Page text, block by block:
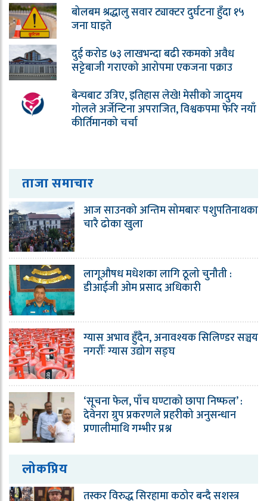
बोलबम श्रद्धालु सवार ट्याक्टर दुर्घटना हुँदा १५
जना घाइते
दुई करोड ७३ लाखभन्दा बढी रकमको अवैध
सट्टेबाजी गराएको आरोपमा एकजना पक्राउ
बेन्चबाट उत्रिए, इतिहास लेखे! मेसीको जादुमय
गोलले अर्जेन्टिना अपराजित, विश्वकपमा फेरि नयाँ
कीर्तिमानको चर्चा
ताजा समाचार
आज साउनको अन्तिम सोमबारः पशुपतिनाथका
चारै ढोका खुला
लागूऔषध मधेशका लागि ठूलो चुनौती :
डीआईजी ओम प्रसाद अधिकारी
ग्यास अभाव हुँदैन, अनावश्यक सिलिण्डर सञ्चय
नगरौँः ग्यास उद्योग सङ्घ
‘सूचना फेल, पाँच घण्टाको छापा निष्फल’ :
देवेनरा ग्रुप प्रकरणले प्रहरीको अनुसन्धान
प्रणालीमाथि गम्भीर प्रश्न
लोकप्रिय
तस्कर विरुद्ध सिरहामा कठोर बन्दै सशस्त्र